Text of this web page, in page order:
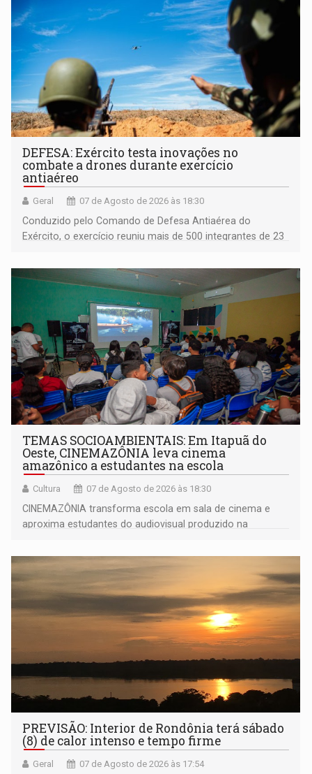
DEFESA: Exército testa inovações no
combate a drones durante exercício
antiaéreo
Geral 07 de Agosto de 2026 às 18:30
Conduzido pelo Comando de Defesa Antiaérea do
Exército, o exercício reuniu mais de 500 integrantes de 23
TEMAS SOCIOAMBIENTAIS: Em Itapuã do
Oeste, CINEMAZÔNIA leva cinema
amazônico a estudantes na escola
Cultura 07 de Agosto de 2026 às 18:30
CINEMAZÔNIA transforma escola em sala de cinema e
aproxima estudantes do audiovisual produzido na
PREVISÃO: Interior de Rondônia terá sábado
(8) de calor intenso e tempo firme
Geral 07 de Agosto de 2026 às 17:54